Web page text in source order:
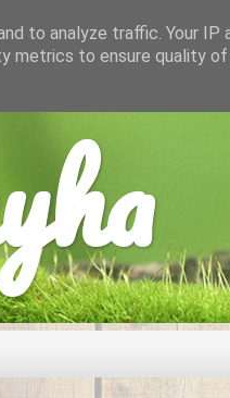
to analyze traffic. Your IP
metrics to ensure quality